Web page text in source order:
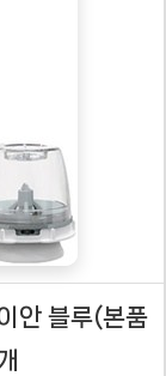
안 블루(본품